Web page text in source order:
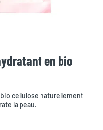
en bio
cellulose naturellement
la peau.